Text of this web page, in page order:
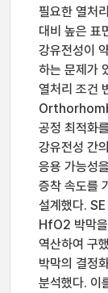
필요한 열처
대비 높은 표
강유전성이
하는 문제가
열처리 조건
공정 최적화
강유전성 간
응용 가능성
증착 속도를
설계했다.
HfO2 박막을
역산하여 구
박막의 결정
분석했다. 이